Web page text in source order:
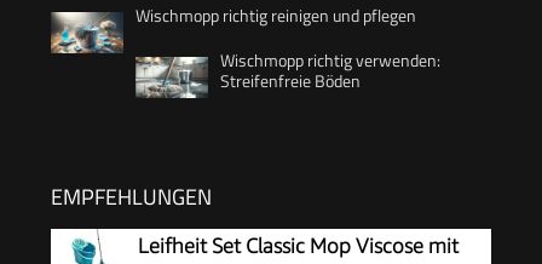
Wischmopp richtig reinigen und pflegen
Wischmopp richtig verwenden:
Streifenfreie Böden
EMPFEHLUNGEN
Leifheit Set Classic Mop Viscose mit